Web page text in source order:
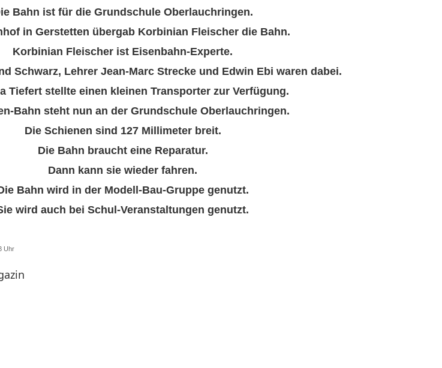
Bahn ist für die Grundschule Oberlauchringen.
in Gerstetten übergab Korbinian Fleischer die Bahn.
Korbinian Fleischer ist Eisenbahn-Experte.
Schwarz, Lehrer Jean-Marc Strecke und Edwin Ebi waren dabei.
Tiefert stellte einen kleinen Transporter zur Verfügung.
Bahn steht nun an der Grundschule Oberlauchringen.
Die Schienen sind 127 Millimeter breit.
Die Bahn braucht eine Reparatur.
Dann kann sie wieder fahren.
Bahn wird in der Modell-Bau-Gruppe genutzt.
wird auch bei Schul-Veranstaltungen genutzt.
Uhr